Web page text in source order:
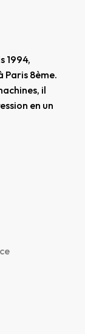
1994,
Paris 8ème.
il
en un